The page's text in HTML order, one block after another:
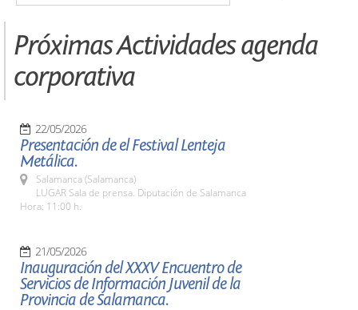
Próximas Actividades agenda
corporativa
22/05/2026
Presentación de el Festival Lenteja
Metálica.
Salamanca (Salamanca)
LUGAR Sala de prensa. Diputación de Salamanca
Hora: 11:00 h.
21/05/2026
Inauguración del XXXV Encuentro de
Servicios de Información Juvenil de la
Provincia de Salamanca.